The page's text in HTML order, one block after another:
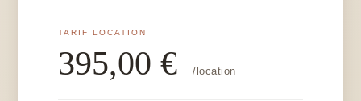
395,00€ /location